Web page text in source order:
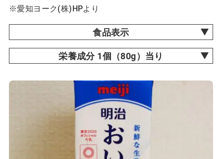
※愛知ヨーク(株)HPより
食品表示
栄養成分 1個（80g）当り